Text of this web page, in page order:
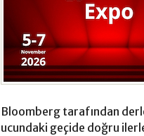
Bloomberg tarafından
ucundaki geçide doğru